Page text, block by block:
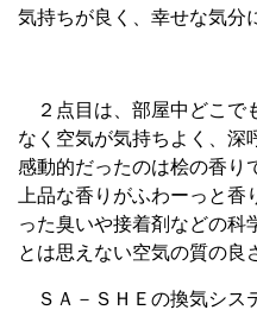
気持ちが良く、幸せな気分
２点目は、部屋中どこで
なく空気が気持ちよく、深
感動的だったのは桧の香り
上品な香りがふわーっと
った臭いや接着剤などの科
とは思えない空気の質の良
ＳＡ－ＳＨＥの換気シス